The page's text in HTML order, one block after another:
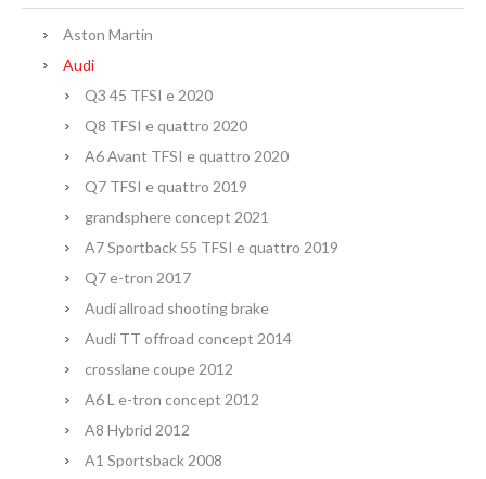
Aston Martin
Audi
Q3 45 TFSI e 2020
Q8 TFSI e quattro 2020
A6 Avant TFSI e quattro 2020
Q7 TFSI e quattro 2019
grandsphere concept 2021
A7 Sportback 55 TFSI e quattro 2019
Q7 e-tron 2017
Audi allroad shooting brake
Audi TT offroad concept 2014
crosslane coupe 2012
A6 L e-tron concept 2012
A8 Hybrid 2012
A1 Sportsback 2008